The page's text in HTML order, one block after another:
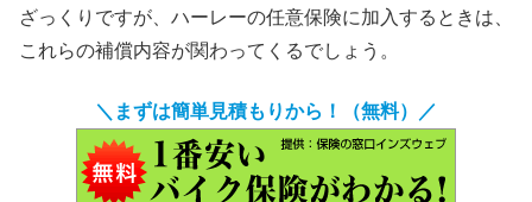
ざっくりですが、ハーレーの任意保険に加入するときは、
これらの補償内容が関わってくるでしょう。
＼まずは簡単見積もりから！（無料）／